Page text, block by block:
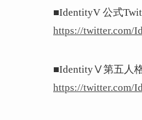
■IdentityV 公式
https://twitter.com/
■IdentityⅤ第五人
https://twitter.com/